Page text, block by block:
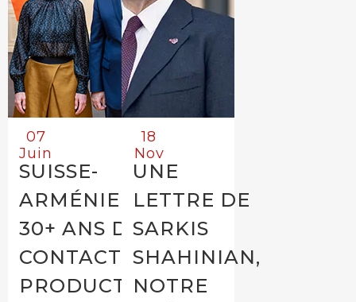
07
Juin
SUISSE-
ARMÉNIE :
30+ ANS DE
CONTACTS
PRODUCTIFS
18
Nov
UNE
LETTRE DE
SARKIS
SHAHINIAN,
NOTRE